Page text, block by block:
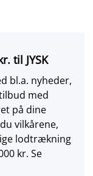
til JYSK
bl.a. nyheder,
med
på dine
vilkårene,
lodtrækning
kr. Se